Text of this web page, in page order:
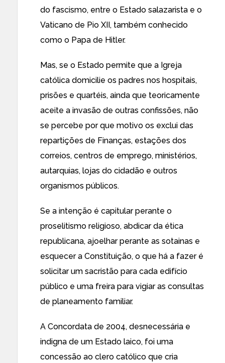
do fascismo, entre o Estado salazarista e o
Vaticano de Pio XII, também conhecido
como o Papa de Hitler.
Mas, se o Estado permite que a Igreja
católica domicilie os padres nos hospitais,
prisões e quartéis, ainda que teoricamente
aceite a invasão de outras confissões, não
se percebe por que motivo os exclui das
repartições de Finanças, estações dos
correios, centros de emprego, ministérios,
autarquias, lojas do cidadão e outros
organismos públicos.
Se a intenção é capitular perante o
proselitismo religioso, abdicar da ética
republicana, ajoelhar perante as sotainas e
esquecer a Constituição, o que há a fazer é
solicitar um sacristão para cada edifício
público e uma freira para vigiar as consultas
de planeamento familiar.
A Concordata de 2004, desnecessária e
indigna de um Estado laico, foi uma
concessão ao clero católico que cria